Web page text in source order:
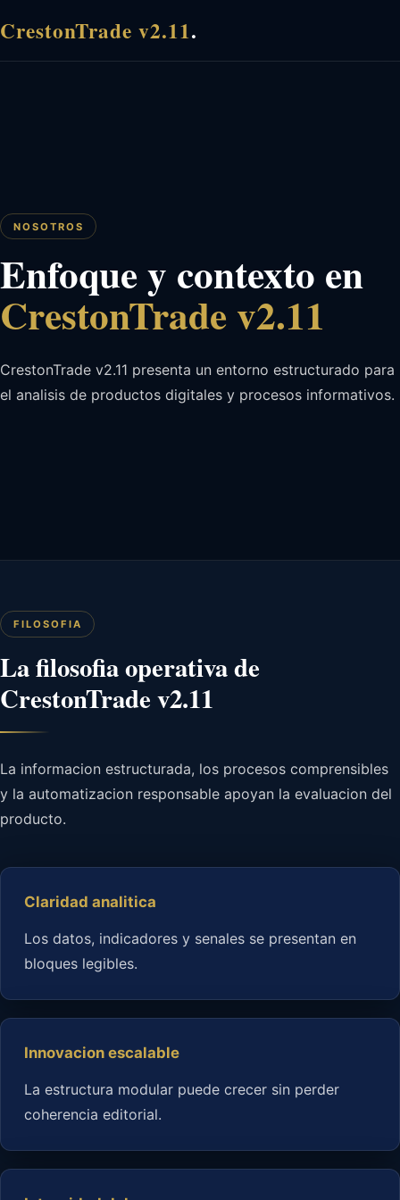
CrestonTrade v2.11.
NOSOTROS
Enfoque y contexto en
CrestonTrade v2.11
CrestonTrade v2.11 presenta un entorno estructurado para
el analisis de productos digitales y procesos informativos.
FILOSOFIA
La filosofia operativa de
CrestonTrade v2.11
La informacion estructurada, los procesos comprensibles
y la automatizacion responsable apoyan la evaluacion del
producto.
Claridad analitica
Los datos, indicadores y senales se presentan en
bloques legibles.
Innovacion escalable
La estructura modular puede crecer sin perder
coherencia editorial.